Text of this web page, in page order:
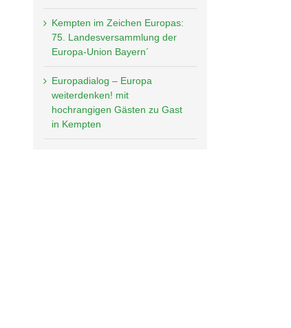
Kempten im Zeichen Europas:
75. Landesversammlung der
Europa-Union Bayern´
Europadialog – Europa
weiterdenken! mit
hochrangigen Gästen zu Gast
in Kempten